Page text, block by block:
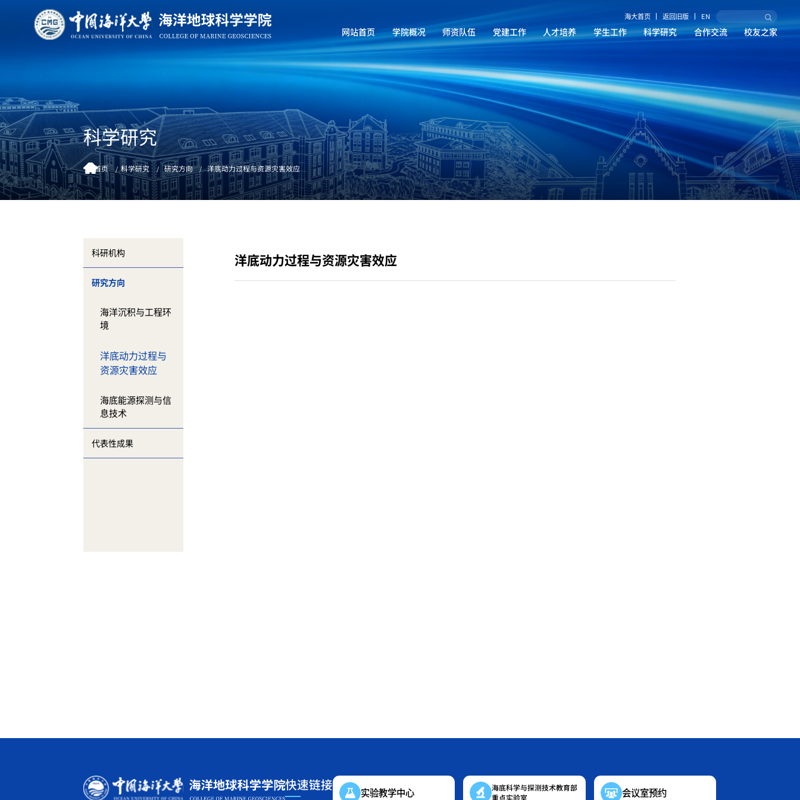
海大首页 返回旧版 EN
网站首页 学院概况 师资队伍 党建工作 人才培养 学生工作 科学研究 合作交流 校友之家
科学研究
首页 科学研究 研究方向 洋底动力过程与资源灾害效应
科研机构
研究方向
海洋沉积与工程环
境
洋底动力过程与
资源灾害效应
海底能源探测与信
息技术
代表性成果
洋底动力过程与资源灾害效应
快速链接 实验教学中心
海底科学与探测技术教育部
重点实验室
会议室预约